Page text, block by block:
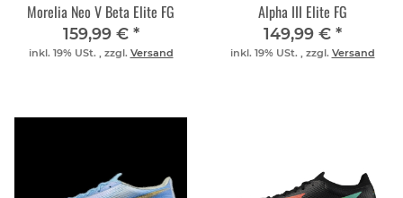
Morelia Neo V Beta Elite FG
159,99 € *
inkl. 19% USt. , zzgl. Versand
Alpha III Elite FG
149,99 € *
inkl. 19% USt. , zzgl. Versand